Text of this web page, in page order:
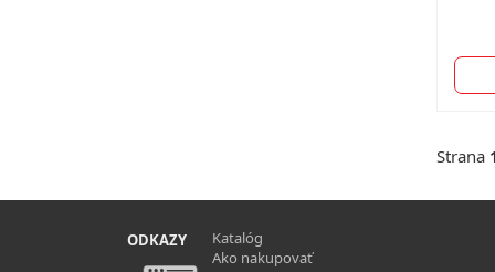
Strana
ODKAZY
Katalóg
Ako nakupovať